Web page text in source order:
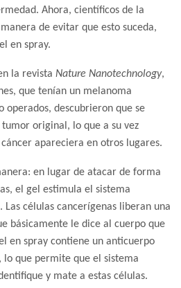
Ahora, científicos de la
de evitar que esto suceda,
en spray.
la revista Nature Nanotechnology,
que tenían un melanoma
operados, descubrieron que se
original, lo que a su vez
apareciera en otros lugares.
en lugar de atacar de forma
el gel estimula el sistema
células cancerígenas liberan una
básicamente le dice al cuerpo que
en spray contiene un anticuerpo
que permite que el sistema
y mate a estas células.